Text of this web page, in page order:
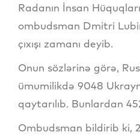
Radanın İnsan
ombudsman Dmitri
çıxışı zamanı deyib.
Onun sözlərinə görə,
ümumilikdə 9048
qaytarılıb. Bunlardan
Ombudsman bildirib ki,